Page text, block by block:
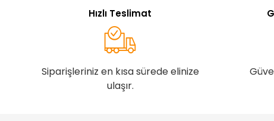
Hızlı Teslimat
Siparişleriniz en kısa sürede elinize
ulaşır.